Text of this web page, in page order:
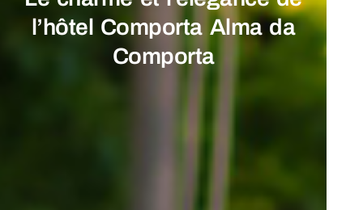
l’hôtel Comporta Alma da
Comporta